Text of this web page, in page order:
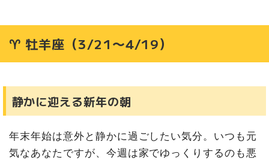
♐ 射手座（11/23〜12/21）
新年の風に乗って再び飛ぶ
誕生月パワー最強の年末年始
♒ 水瓶座（1/20〜2/18）
誕生月前夜、エネルギーが高まる
♓ 魚座（2/19〜3/20）
♈ 牡羊座（3/21〜4/19）
静かに迎える新年の朝
年末年始は意外と静かに過ごしたい気分。いつも元
気なあなたですが、今週は家でゆっくりするのも悪